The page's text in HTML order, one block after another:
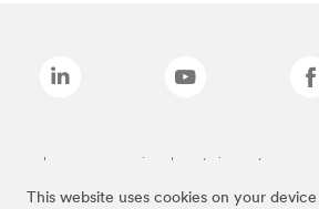
This website uses cookies on your
Las marcas mencionadas anteriormente son